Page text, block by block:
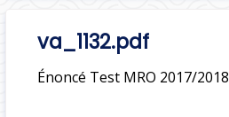
va_1132.pdf
Énoncé Test MRO 2017/2018